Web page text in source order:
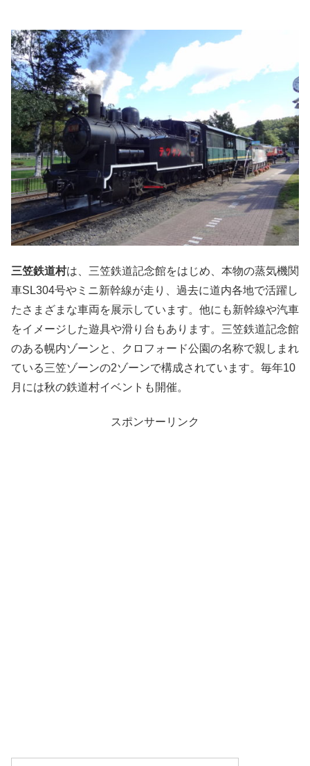
三笠鉄道村は、三笠鉄道記念館をはじめ、本物の蒸気機関
車SL304号やミニ新幹線が走り、過去に道内各地で活躍し
たさまざまな車両を展示しています。他にも新幹線や汽車
をイメージした遊具や滑り台もあります。三笠鉄道記念館
のある幌内ゾーンと、クロフォード公園の名称で親しまれ
ている三笠ゾーンの2ゾーンで構成されています。毎年10
月には秋の鉄道村イベントも開催。
スポンサーリンク